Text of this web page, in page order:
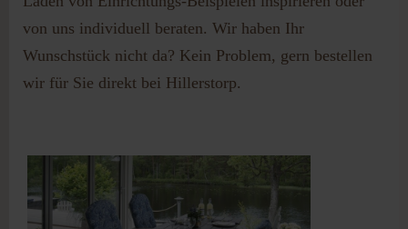
von uns individuell beraten. Wir haben Ihr
Wunschstück nicht da? Kein Problem, gern bestellen
wir für Sie direkt bei Hillerstorp.